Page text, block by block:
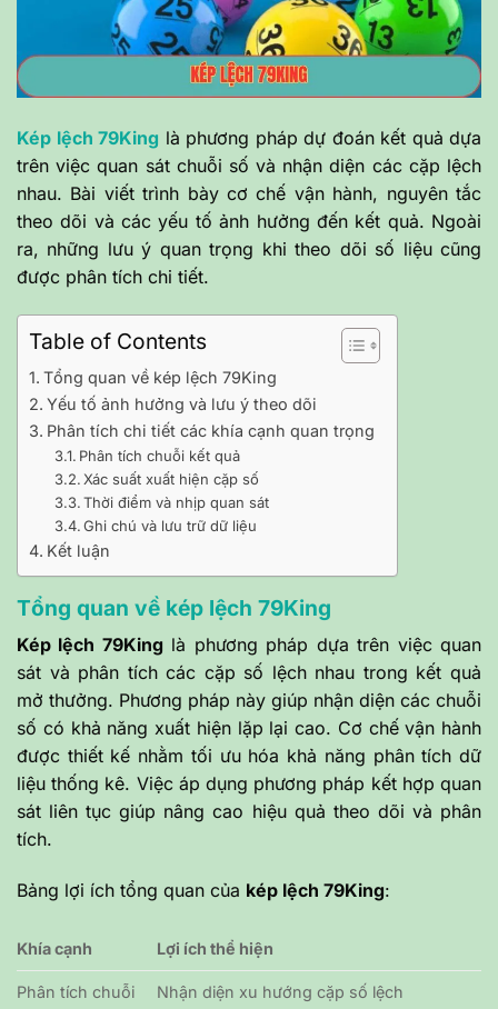
Kép lệch 79King là phương pháp dự đoán kết quả dựa
trên việc quan sát chuỗi số và nhận diện các cặp lệch
nhau. Bài viết trình bày cơ chế vận hành, nguyên tắc
theo dõi và các yếu tố ảnh hưởng đến kết quả. Ngoài
ra, những lưu ý quan trọng khi theo dõi số liệu cũng
được phân tích chi tiết.
Table of Contents
Tổng quan về kép lệch 79King
Yếu tố ảnh hưởng và lưu ý theo dõi
Phân tích chi tiết các khía cạnh quan trọng
Phân tích chuỗi kết quả
Xác suất xuất hiện cặp số
Thời điểm và nhịp quan sát
Ghi chú và lưu trữ dữ liệu
Kết luận
Tổng quan về kép lệch 79King
Kép lệch 79Kinglà phương pháp dựa trên việc quan
sát và phân tích các cặp số lệch nhau trong kết quả
mở thưởng. Phương pháp này giúp nhận diện các chuỗi
số có khả năng xuất hiện lặp lại cao. Cơ chế vận hành
được thiết kế nhằm tối ưu hóa khả năng phân tích dữ
liệu thống kê. Việc áp dụng phương pháp kết hợp quan
sát liên tục giúp nâng cao hiệu quả theo dõi và phân
tích.
Bảng lợi ích tổng quan của kép lệch 79King:
Khía cạnh Lợi ích thể hiện
Phân tích chuỗi Nhận diện xu hướng cặp số lệch